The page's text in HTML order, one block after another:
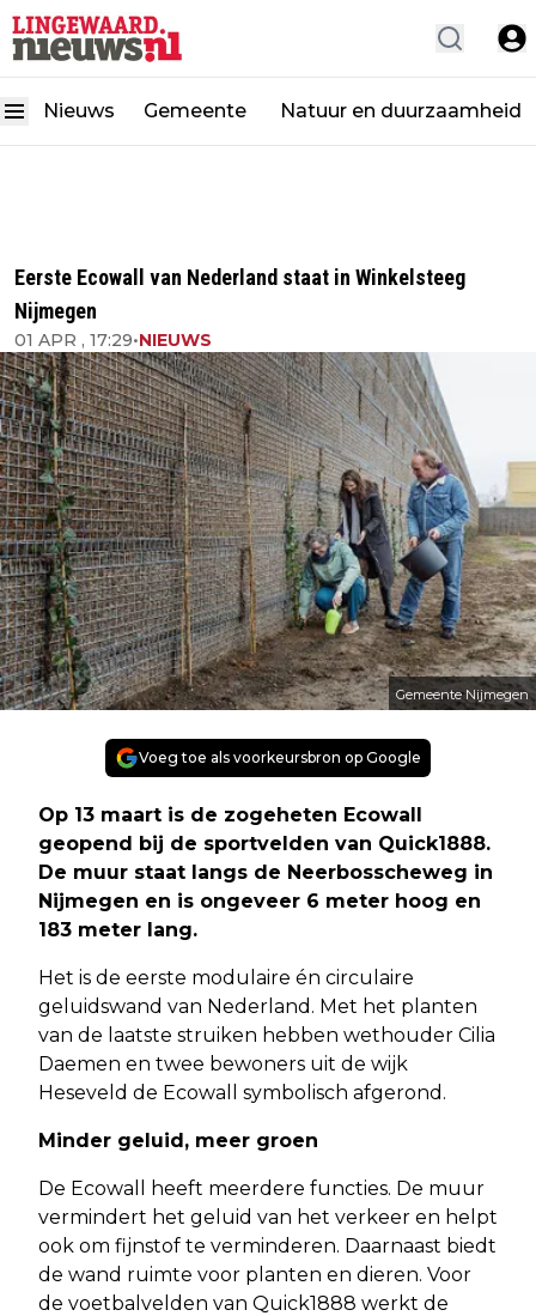
Nieuws Gemeente Natuur en duurzaamheid
Eerste Ecowall van Nederland staat in Winkelsteeg
Nijmegen
01 APR , 17:29•NIEUWS
Gemeente Nijmegen
Voeg toe als voorkeursbron op Google
Op 13 maart is de zogeheten Ecowall
geopend bij de sportvelden van Quick1888.
De muur staat langs de Neerbosscheweg in
Nijmegen en is ongeveer 6 meter hoog en
183 meter lang.
Het is de eerste modulaire én circulaire
geluidswand van Nederland. Met het planten
van de laatste struiken hebben wethouder Cilia
Daemen en twee bewoners uit de wijk
Heseveld de Ecowall symbolisch afgerond.
Minder geluid, meer groen
De Ecowall heeft meerdere functies. De muur
vermindert het geluid van het verkeer en helpt
ook om fijnstof te verminderen. Daarnaast biedt
de wand ruimte voor planten en dieren. Voor
de voetbalvelden van Quick1888 werkt de